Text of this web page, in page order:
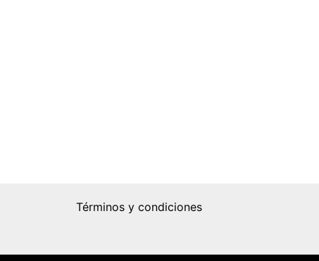
Términos y condiciones